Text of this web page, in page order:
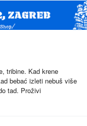
tribine. Kad krene
bebać izleti nebuš više
tad. Proživi